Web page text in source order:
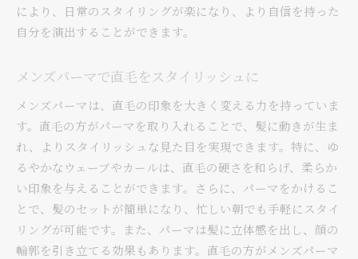
により、日常のスタイリングが楽になり、より自信を持った
自分を演出することができます。
メンズパーマで直毛をスタイリッシュに
メンズパーマは、直毛の印象を大きく変える力を持っていま
す。直毛の方がパーマを取り入れることで、髪に動きが生ま
れ、よりスタイリッシュな見た目を実現できます。特に、ゆ
るやかなウェーブやカールは、直毛の硬さを和らげ、柔らか
い印象を与えることができます。さらに、パーマをかけるこ
とで、髪のセットが簡単になり、忙しい朝でも手軽にスタイ
リングが可能です。また、パーマは髪に立体感を出し、顔の
輪郭を引き立てる効果もあります。直毛の方がメンズパーマ